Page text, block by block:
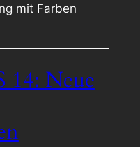
mit Farben
14: Neue